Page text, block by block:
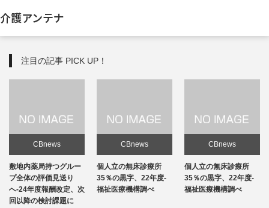
介護アンテナ
注目の記事 PICK UP！
CBnews
敷地内薬局持つグルー
プ全体の評価見送り
へ-24年度報酬改定、次
回以降の検討課題に
CBnews
個人立の無床診療所
35％の黒字、22年度-
福祉医療機構調べ
CBnews
個人立の無床診療所
35％の黒字、22年度-
福祉医療機構調べ